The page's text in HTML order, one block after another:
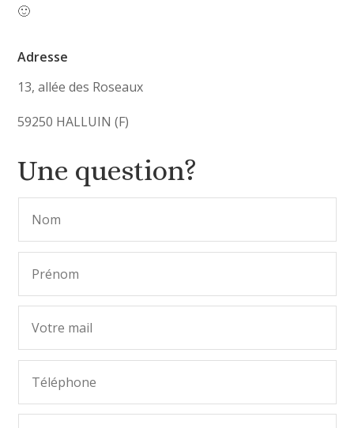
🙂
Adresse
13, allée des Roseaux
59250 HALLUIN (F)
Une question?